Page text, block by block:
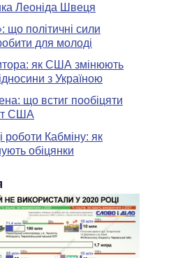
Леоніда Швеця
що політичні сили
для молоді
як США змінюють
з Україною
що встиг пообіцяти
США
роботи Кабміну: як
обіцянки